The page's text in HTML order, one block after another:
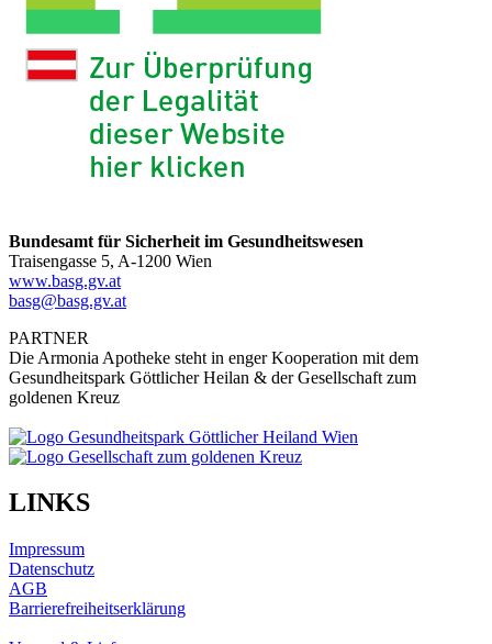
Bundesamt für Sicherheit im Gesundheitswesen
Traisengasse 5, A-1200 Wien
www.basg.gv.at
basg@basg.gv.at
PARTNER
Die Armonia Apotheke steht in enger Kooperation mit dem
Gesundheitspark Göttlicher Heilan & der Gesellschaft zum
goldenen Kreuz
LINKS
Impressum
Datenschutz
AGB
Barrierefreiheitserklärung